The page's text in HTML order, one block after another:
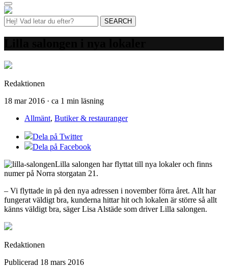
Redaktionen
18 mar 2016 · ca 1 min läsning
Allmänt, Butiker & restauranger
Dela på Twitter
Dela på Facebook
Lilla salongen har flyttat till nya lokaler och finns
numer på Norra storgatan 21.
– Vi flyttade in på den nya adressen i november förra året. Allt har
fungerat väldigt bra, kunderna hittar hit och lokalen är större så allt
känns väldigt bra, säger Lisa Alstäde som driver Lilla salongen.
Redaktionen
Publicerad 18 mars 2016